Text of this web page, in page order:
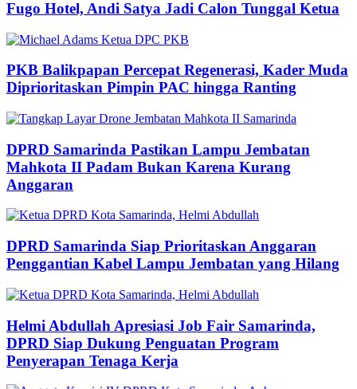
Fugo Hotel, Andi Satya Jadi Calon Tunggal Ketua
PKB Balikpapan Percepat Regenerasi, Kader Muda
Diprioritaskan Pimpin PAC hingga Ranting
DPRD Samarinda Pastikan Lampu Jembatan
Mahkota II Padam Bukan Karena Kurang
Anggaran
DPRD Samarinda Siap Prioritaskan Anggaran
Penggantian Kabel Lampu Jembatan yang Hilang
Helmi Abdullah Apresiasi Job Fair Samarinda,
DPRD Siap Dukung Penguatan Program
Penyerapan Tenaga Kerja